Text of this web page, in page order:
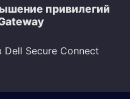
привилегий
Secure Connect